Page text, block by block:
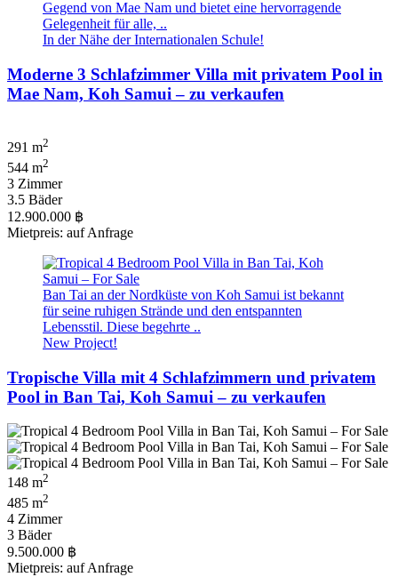
Gegend von Mae Nam und bietet eine hervorragende
Gelegenheit für alle, ..
In der Nähe der Internationalen Schule!
Moderne 3 Schlafzimmer Villa mit privatem Pool in
Mae Nam, Koh Samui – zu verkaufen
291 m2
544 m2
3 Zimmer
3.5 Bäder
12.900.000 ฿
Mietpreis: auf Anfrage
Ban Tai an der Nordküste von Koh Samui ist bekannt
für seine ruhigen Strände und den entspannten
Lebensstil. Diese begehrte ..
New Project!
Tropische Villa mit 4 Schlafzimmern und privatem
Pool in Ban Tai, Koh Samui – zu verkaufen
148 m2
485 m2
4 Zimmer
3 Bäder
9.500.000 ฿
Mietpreis: auf Anfrage